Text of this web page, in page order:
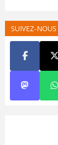
SUIVEZ-NOUS